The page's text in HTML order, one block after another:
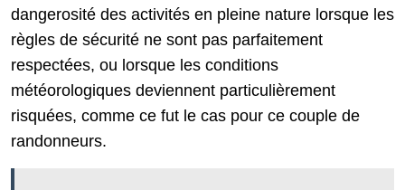
dangerosité des activités en pleine nature lorsque les
règles de sécurité ne sont pas parfaitement
respectées, ou lorsque les conditions
météorologiques deviennent particulièrement
risquées, comme ce fut le cas pour ce couple de
randonneurs.